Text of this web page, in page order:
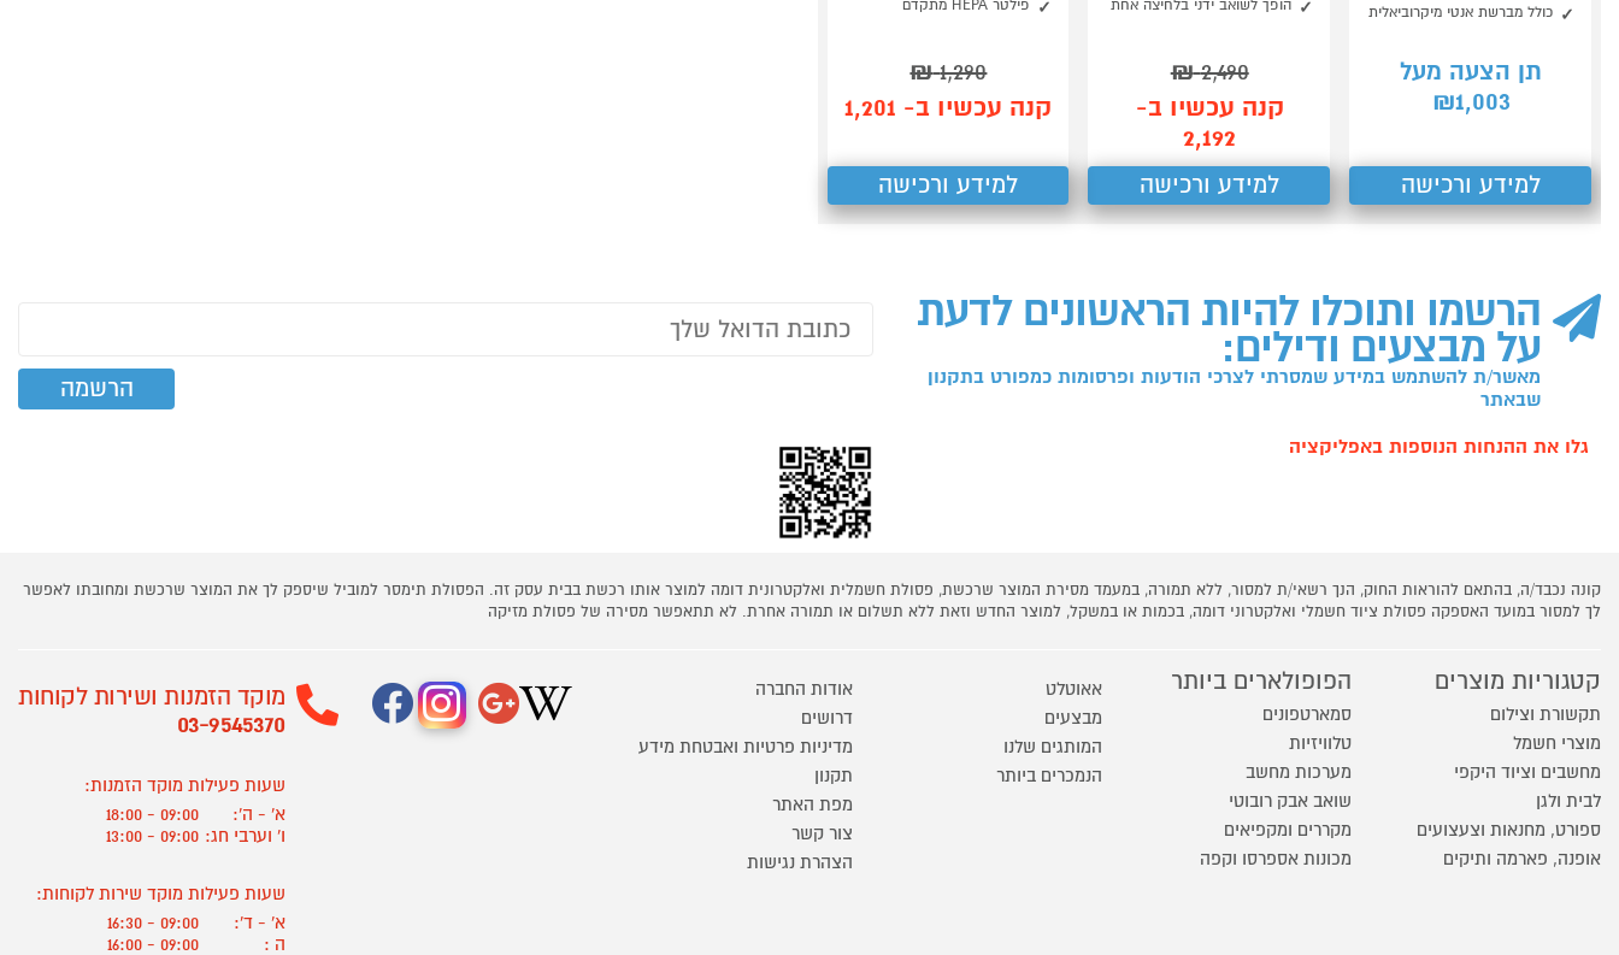
כולל מברשת אנטי מיקרוביאלית
תן הצעה מעל
₪1,003
למידע ורכישה
הופך לשואב ידני בלחיצה אחת
2,490
₪
קנה עכשיו ב-
2,192
למידע ורכישה
פילטר HEPA מתקדם
1,290
₪
קנה עכשיו ב- 1,201
למידע ורכישה
הרשמו ותוכלו להיות הראשונים לדעת
על מבצעים ודילים:
מאשר/ת להשתמש במידע שמסרתי לצרכי הודעות ופרסומות כמפורט בתקנון
שבאתר
גלו את ההנחות הנוספות באפליקציה
קונה נכבד/ה, בהתאם להוראות החוק, הנך רשאי/ת למסור, ללא תמורה, במעמד מסירת המוצר שרכשת, פסולת חשמלית ואלקטרונית דומה למוצר אותו רכשת בבית עסק זה. הפסולת תימסר למוביל שיספק לך את המוצר שרכשת ומחובתו לאפשר
לך למסור במועד האספקה פסולת ציוד חשמלי ואלקטרוני דומה, בכמות או במשקל, למוצר החדש וזאת ללא תשלום או תמורה אחרת. לא תתאפשר מסירה של פסולת מזיקה
קטגוריות מוצרים
תקשורת וצילום
מוצרי חשמל
מחשבים וציוד היקפי
לבית ולגן
ספורט, מחנאות וצעצועים
אופנה, פארמה ותיקים
הפופולארים ביותר
סמארטפונים
טלוויזיות
מערכות מחשב
שואב אבק רובוטי
מקררים ומקפיאים
מכונות אספרסו וקפה
אאוטלט
מבצעים
המותגים שלנו
הנמכרים ביותר
אודות החברה
דרושים
מדיניות פרטיות ואבטחת מידע
תקנון
מפת האתר
צור קשר
הצהרת נגישות
מוקד הזמנות ושירות לקוחות
03-9545370
שעות פעילות מוקד הזמנות:
א' - ה':
09:00 - 18:00
ו' וערבי חג: 09:00 - 13:00
שעות פעילות מוקד שירות לקוחות:
א' - ד':
09:00 - 16:30
ה :
09:00 - 16:00